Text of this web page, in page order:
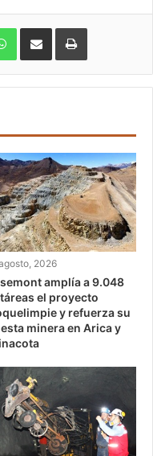
WhatsApp
2026
amplía a 9.048
el proyecto
y refuerza su
minera en Arica y